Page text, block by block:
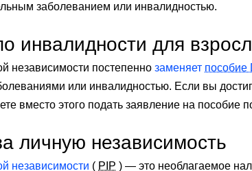
заболеванием или инвалидностью.
инвалидности для
независимости постепенно заменяет пособие
или инвалидностью. Если вы
вместо этого подать заявление на пособие
личную независимость
независимости ( PIP ) — это необлагаемое